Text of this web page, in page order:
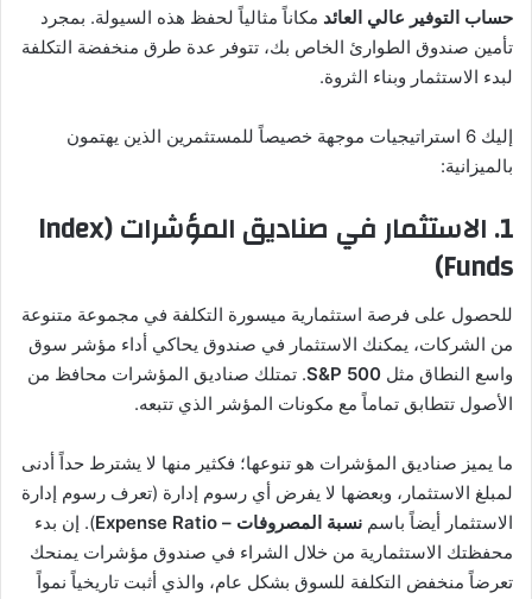
حساب التوفير عالي العائد مكاناً مثالياً لحفظ هذه السيولة. بمجرد
تأمين صندوق الطوارئ الخاص بك، تتوفر عدة طرق منخفضة التكلفة
لبدء الاستثمار وبناء الثروة.
إليك 6 استراتيجيات موجهة خصيصاً للمستثمرين الذين يهتمون
بالميزانية:
1. الاستثمار في صناديق المؤشرات (Index
Funds)
للحصول على فرصة استثمارية ميسورة التكلفة في مجموعة متنوعة
من الشركات، يمكنك الاستثمار في صندوق يحاكي أداء مؤشر سوق
واسع النطاق مثل S&P 500. تمتلك صناديق المؤشرات محافظ من
الأصول تتطابق تماماً مع مكونات المؤشر الذي تتبعه.
ما يميز صناديق المؤشرات هو تنوعها؛ فكثير منها لا يشترط حداً أدنى
لمبلغ الاستثمار، وبعضها لا يفرض أي رسوم إدارة (تعرف رسوم إدارة
الاستثمار أيضاً باسم نسبة المصروفات – Expense Ratio
). إن بدء
محفظتك الاستثمارية من خلال الشراء في صندوق مؤشرات يمنحك
تعرضاً منخفض التكلفة للسوق بشكل عام، والذي أثبت تاريخياً نمواً